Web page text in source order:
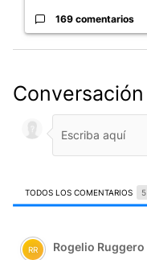
169 comentarios
Conversación
TODOS LOS COMENTARIOS 5
Comentario de
RR Rogelio Ruggero